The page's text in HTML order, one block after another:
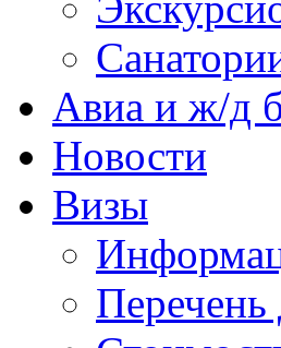
Авиа и ж/д
Новости
Визы
Перечень